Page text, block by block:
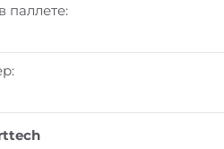
паллете: